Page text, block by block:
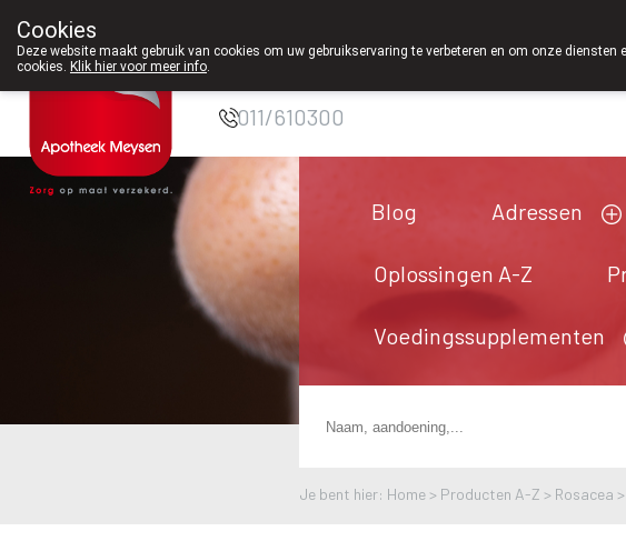
Apotheek Meysen
011/610300
Blog Adressen
Oplossingen A-Z
Voedingssupplementen
Je bent hier: Home > Producten A-Z > Rosacea >
Cookies
Deze website maakt gebruik van cookies om uw gebruikservaring te verbeteren en om onze
cookies. Klik hier voor meer info.